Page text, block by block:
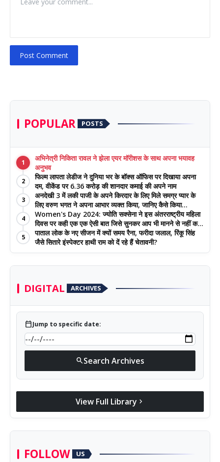
Post Comment
POPULAR POSTS
1
अभिनेत्री निकिता रावल ने झेला एयर मॉरीशस के साथ अपना भयावह
अनुभव
2
फिल्म लापता लेडीज ने दुनिया भर के बॉक्स ऑफिस पर दिखाया अपना
दम, वीकेंड पर 6.36 करोड़ की शानदार कमाई की अपने नाम
3
अनदेखी 3 में लकी पाजी के अपने किरदार के लिए मिले समग्र प्यार के
लिए वरुण भगत ने अपना आभार व्यक्त किया, जानिए कैसे किया
प्रशंसकों का धन्यवाद
4
Women's Day 2024: ज्योति सक्सेना ने इस अंतरराष्‍ट्रीय महिला
दिवस पर कही एक एक ऐसी बात जिसे सुनकर आप भी मानने से नहीं कर
पाएंगे इनकार
5
पाताल लोक के नए सीजन में क्यों समय रैना, फरीदा जलाल, रिंकू सिंह
जैसे सितारे इंस्पेक्टर हाथी राम को दें रहे हैं चेतावनी?
DIGITAL ARCHIVES
calendar_todayJump to specific date:
searchSearch Archives
View Full Library chevron_right
FOLLOW US